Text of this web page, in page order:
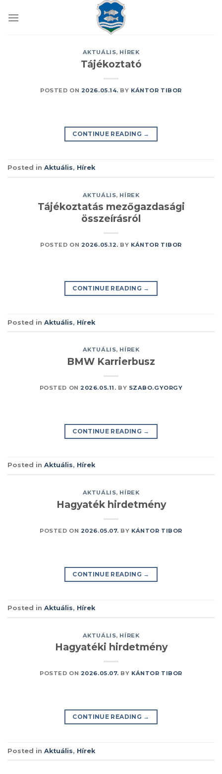
AKTUÁLIS, HÍREK
Tájékoztató
POSTED ON 2026.05.14. BY KÁNTOR TIBOR
CONTINUE READING →
Posted in Aktuális, Hírek
AKTUÁLIS, HÍREK
Tájékoztatás mezőgazdasági
összeírásról
POSTED ON 2026.05.12. BY KÁNTOR TIBOR
CONTINUE READING →
Posted in Aktuális, Hírek
AKTUÁLIS, HÍREK
BMW Karrierbusz
POSTED ON 2026.05.11. BY SZABO.GYORGY
CONTINUE READING →
Posted in Aktuális, Hírek
AKTUÁLIS, HÍREK
Hagyaték hirdetmény
POSTED ON 2026.05.07. BY KÁNTOR TIBOR
CONTINUE READING →
Posted in Aktuális, Hírek
AKTUÁLIS, HÍREK
Hagyatéki hirdetmény
POSTED ON 2026.05.07. BY KÁNTOR TIBOR
CONTINUE READING →
Posted in Aktuális, Hírek